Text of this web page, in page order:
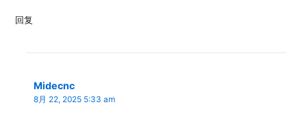
回复
Midecnc
8月 22, 2025 5:33 am